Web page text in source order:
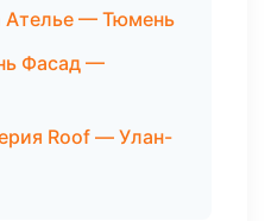
Ателье — Тюмень
Фасад —
Roof — Улан-